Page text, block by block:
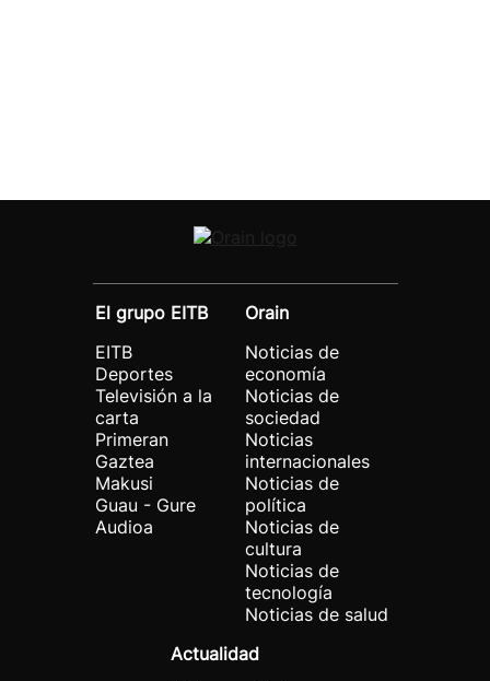
El grupo EITB
EITB
Deportes
Televisión a la
carta
Primeran
Gaztea
Makusi
Guau - Gure
Audioa
Orain
Noticias de
economía
Noticias de
sociedad
Noticias
internacionales
Noticias de
política
Noticias de
cultura
Noticias de
tecnología
Noticias de salud
Actualidad